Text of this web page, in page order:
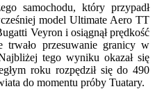
samochodu, który przypadł
model Ultimate Aero TT
Veyron i osiągnął prędkość
trwało przesuwanie granicy w
tego wyniku okazał się
roku rozpędził się do 490
do momentu próby Tuatary.